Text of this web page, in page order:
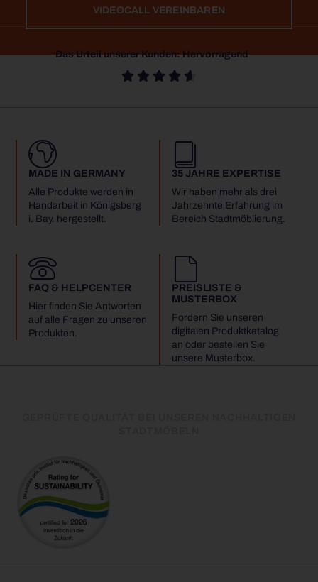
VIDEOCALL VEREINBAREN
Das Urteil unserer Kunden: Hervorragend
    
MADE IN GERMANY
Alle Produkte werden in
Handarbeit in Königsberg
i. Bay. hergestellt.
35 JAHRE EXPERTISE
Wir haben mehr als drei
Jahrzehnte Erfahrung im
Bereich Stadtmöblierung.
FAQ & HELPCENTER
Hier finden Sie Antworten
auf alle Fragen zu unseren
Produkten.
PREISLISTE &
MUSTERBOX
Fordern Sie unseren
digitalen Produktkatalog
an oder bestellen Sie
unsere Musterbox.